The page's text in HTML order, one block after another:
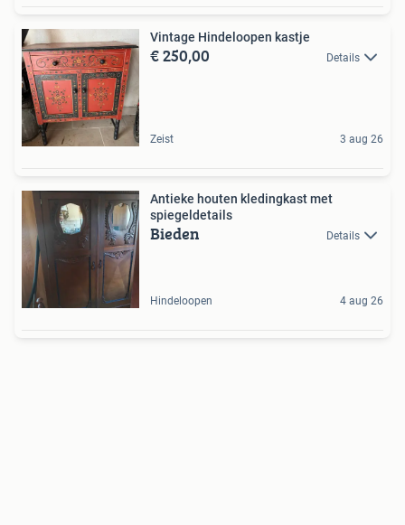
Vintage Hindeloopen kastje
€ 250,00 Details
Zeist 3 aug 26
Antieke houten kledingkast met
spiegeldetails
Bieden Details
Hindeloopen 4 aug 26